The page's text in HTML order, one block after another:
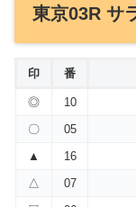
東京03R サ
印 番
◎ 10
〇
05
▲
16
△
07